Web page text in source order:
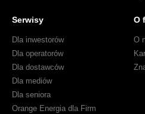
Serwisy
Dla inwestorów
Dla operatorów
Dla dostawców
Dla mediów
Dla seniora
Orange Energia dla Firm
O
O